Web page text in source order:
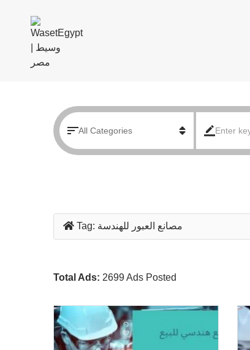
Tag: مصانع العبور للهندسة
Total Ads: 2699 Ads Posted